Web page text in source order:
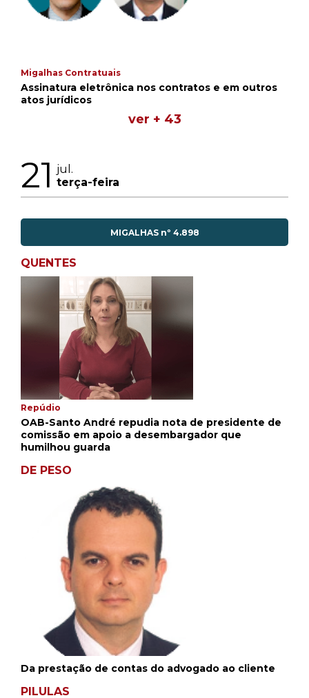
Migalhas Contratuais
Assinatura eletrônica nos contratos e em outros
atos jurídicos
ver + 43
21 jul.
terça-feira
MIGALHAS nº 4.898
QUENTES
Repúdio
OAB-Santo André repudia nota de presidente de
comissão em apoio a desembargador que
humilhou guarda
DE PESO
Da prestação de contas do advogado ao cliente
PILULAS